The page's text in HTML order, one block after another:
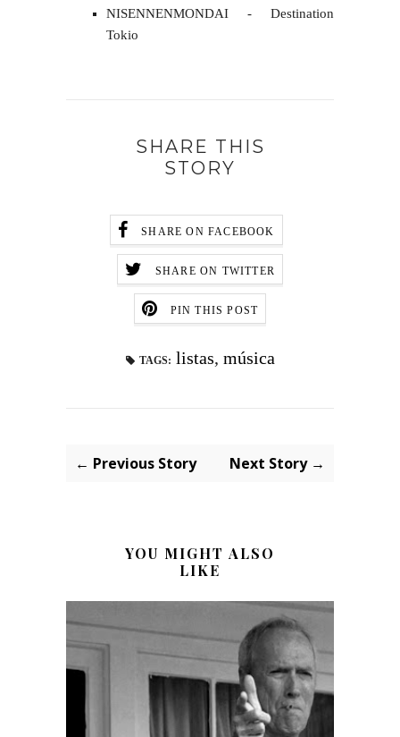
NISENNENMONDAI - Destination
Tokio
SHARE THIS
STORY
SHARE ON FACEBOOK
SHARE ON TWITTER
PIN THIS POST
TAGS: listas, música
← Previous Story Next Story →
YOU MIGHT ALSO
LIKE